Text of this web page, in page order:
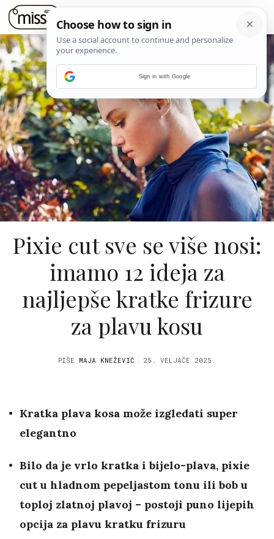
Pixie cut sve se više nosi:
imamo 12 ideja za
najljepše kratke frizure
za plavu kosu
PIŠE MAJA KNEŽEVIĆ 25. VELJAČE 2025.
Kratka plava kosa može izgledati super
elegantno
Bilo da je vrlo kratka i bijelo-plava, pixie
cut u hladnom pepeljastom tonu ili bob u
toploj zlatnoj plavoj – postoji puno lijepih
opcija za plavu kratku frizuru
Sign in with Google